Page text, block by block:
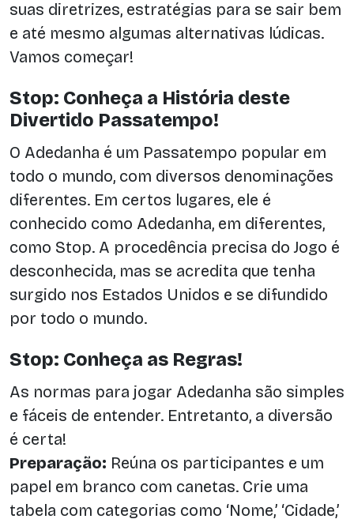
suas diretrizes, estratégias para se sair bem
e até mesmo algumas alternativas lúdicas.
Vamos começar!
Stop: Conheça a História deste
Divertido Passatempo!
O Adedanha é um Passatempo popular em
todo o mundo, com diversos denominações
diferentes. Em certos lugares, ele é
conhecido como Adedanha, em diferentes,
como Stop. A procedência precisa do Jogo é
desconhecida, mas se acredita que tenha
surgido nos Estados Unidos e se difundido
por todo o mundo.
Stop: Conheça as Regras!
As normas para jogar Adedanha são simples
e fáceis de entender. Entretanto, a diversão
é certa!
Preparação: Reúna os participantes e um
papel em branco com canetas. Crie uma
tabela com categorias como ‘Nome,’ ‘Cidade,’